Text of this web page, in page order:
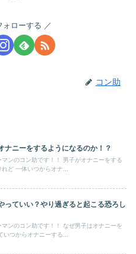
ォローする
コン助
ナニーをするようになるのか！？
マンのコン助です！！ 男子がオナニーをする
ど 一体いつからオナ...
っていい？やり過ぎると起こる恐ろし
マンのコン助です！！ なぜ男子はオナニーを
つからオナニーする...